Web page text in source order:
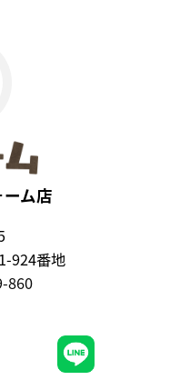
ム店
924番地
860